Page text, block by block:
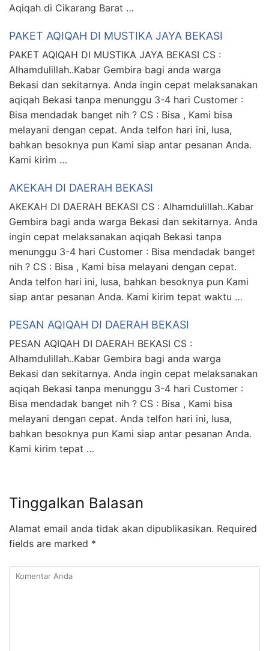
Aqiqah di Cikarang Barat …
PAKET AQIQAH DI MUSTIKA JAYA BEKASI
PAKET AQIQAH DI MUSTIKA JAYA BEKASI CS :
Alhamdulillah..Kabar Gembira bagi anda warga
Bekasi dan sekitarnya. Anda ingin cepat melaksanakan
aqiqah Bekasi tanpa menunggu 3-4 hari Customer :
Bisa mendadak banget nih ? CS : Bisa , Kami bisa
melayani dengan cepat. Anda telfon hari ini, lusa,
bahkan besoknya pun Kami siap antar pesanan Anda.
Kami kirim …
AKEKAH DI DAERAH BEKASI
AKEKAH DI DAERAH BEKASI CS : Alhamdulillah..Kabar
Gembira bagi anda warga Bekasi dan sekitarnya. Anda
ingin cepat melaksanakan aqiqah Bekasi tanpa
menunggu 3-4 hari Customer : Bisa mendadak banget
nih ? CS : Bisa , Kami bisa melayani dengan cepat.
Anda telfon hari ini, lusa, bahkan besoknya pun Kami
siap antar pesanan Anda. Kami kirim tepat waktu …
PESAN AQIQAH DI DAERAH BEKASI
PESAN AQIQAH DI DAERAH BEKASI CS :
Alhamdulillah..Kabar Gembira bagi anda warga
Bekasi dan sekitarnya. Anda ingin cepat melaksanakan
aqiqah Bekasi tanpa menunggu 3-4 hari Customer :
Bisa mendadak banget nih ? CS : Bisa , Kami bisa
melayani dengan cepat. Anda telfon hari ini, lusa,
bahkan besoknya pun Kami siap antar pesanan Anda.
Kami kirim tepat …
Tinggalkan Balasan
Alamat email anda tidak akan dipublikasikan. Required
fields are marked *